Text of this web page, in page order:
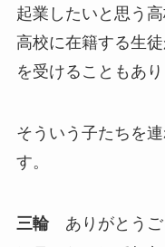
起業したいと思う
高校に在籍する生
を受けることもあり
そういう子たちを
す。
三輪ありがとうご